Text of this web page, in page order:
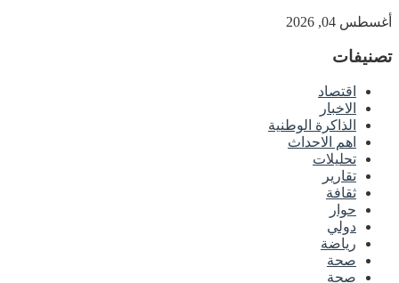
أغسطس 04, 2026
تصنيفات
اقتصاد
الاخبار
الذاكرة الوطنية
اهم الاحداث
تحليلات
تقارير
ثقافة
حوار
دولي
رياضة
صحة
صحة